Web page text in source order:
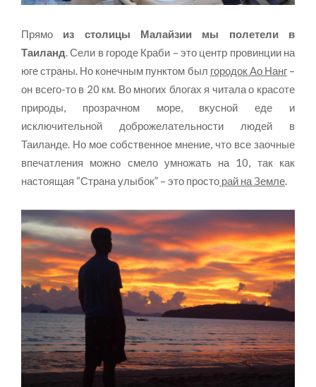
Прямо из столицы Малайзии мы полетели в
Таиланд. Сели в городе Краби – это центр провинции на
юге страны. Но конечным пунктом был городок Ао Нанг–
он всего-то в 20 км. Во многих блогах я читала о красоте
природы, прозрачном море, вкусной еде и
исключительной доброжелательности людей в
Таиланде. Но мое собственное мнение, что все заочные
впечатления можно смело умножать на 10, так как
настоящая “Страна улыбок” – это просто рай на Земле.